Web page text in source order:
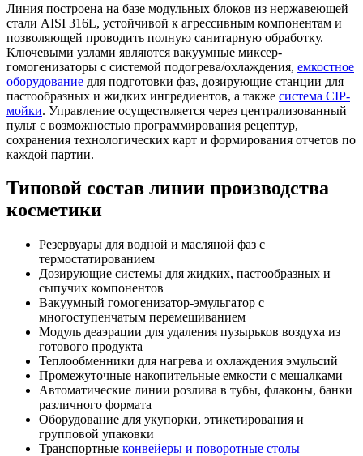
Линия построена на базе модульных блоков из нержавеющей
стали AISI 316L, устойчивой к агрессивным компонентам и
позволяющей проводить полную санитарную обработку.
Ключевыми узлами являются вакуумные миксер-
гомогенизаторы с системой подогрева/охлаждения, емкостное
оборудование для подготовки фаз, дозирующие станции для
пастообразных и жидких ингредиентов, а также система CIP-
мойки. Управление осуществляется через централизованный
пульт с возможностью программирования рецептур,
сохранения технологических карт и формирования отчетов по
каждой партии.
Типовой состав линии производства
косметики
Резервуары для водной и масляной фаз с
термостатированием
Дозирующие системы для жидких, пастообразных и
сыпучих компонентов
Вакуумный гомогенизатор-эмульгатор с
многоступенчатым перемешиванием
Модуль деаэрации для удаления пузырьков воздуха из
готового продукта
Теплообменники для нагрева и охлаждения эмульсий
Промежуточные накопительные емкости с мешалками
Автоматические линии розлива в тубы, флаконы, банки
различного формата
Оборудование для укупорки, этикетирования и
групповой упаковки
Транспортные конвейеры и поворотные столы